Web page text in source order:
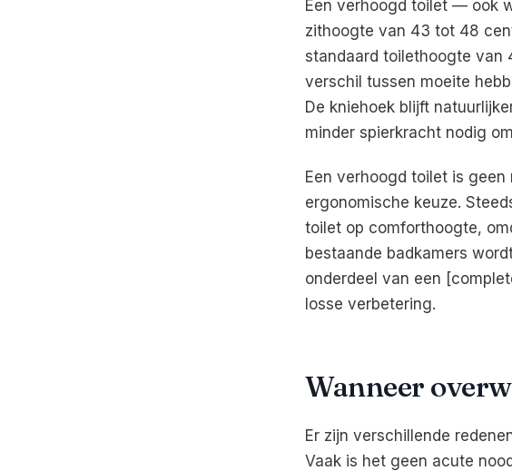
Een verhoogd toilet — ook
zithoogte van 43 tot 48
standaard toilethoogte van
verschil tussen moeite
De kniehoek blijft
minder spierkracht nodig
Een verhoogd toilet is
ergonomische keuze.
toilet op comforthoogte,
bestaande badkamers
onderdeel van een
losse verbetering.
Wanneer
Er zijn verschillende
Vaak is het geen acute